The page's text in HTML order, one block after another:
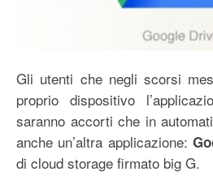
Gli utenti che negli scorsi
proprio dispositivo
saranno accorti che in
anche un’altra applicazione:
di cloud storage firmato big G.